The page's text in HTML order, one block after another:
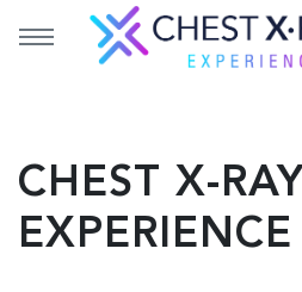
Aller au menu principal
Aller au contenu principal
CHEST X-RAY
EXPERIENCE